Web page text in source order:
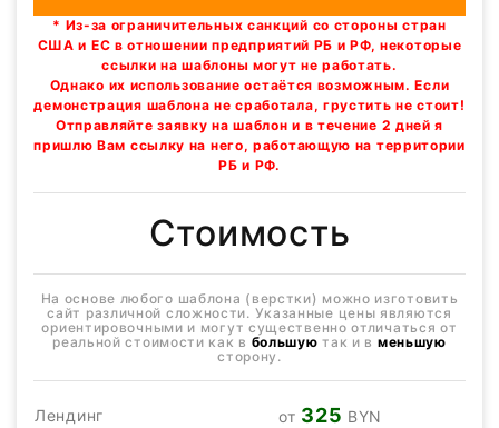
* Из-за ограничительных санкций со стороны стран
США и ЕС в отношении предприятий РБ и РФ, некоторые
ссылки на шаблоны могут не работать.
Однако их использование остаётся возможным. Если
демонстрация шаблона не сработала, грустить не стоит!
Отправляйте заявку на шаблон и в течение 2 дней я
пришлю Вам ссылку на него, работающую на территории
РБ и РФ.
Стоимость
На основе любого шаблона (верстки) можно изготовить
сайт различной сложности. Указанные цены являются
ориентировочными и могут существенно отличаться от
реальной стоимости как в большую так и в меньшую
сторону.
Лендинг от 325 BYN